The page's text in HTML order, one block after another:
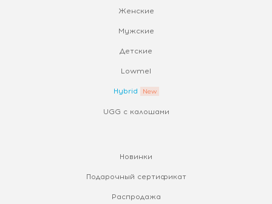
Женские
Мужские
Детские
Lowmel
Hybrid
UGG с калошами
Новинки
Подарочный сертификат
Распродажа